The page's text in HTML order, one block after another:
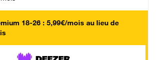
18-26 : 5,99€/mois au lieu de